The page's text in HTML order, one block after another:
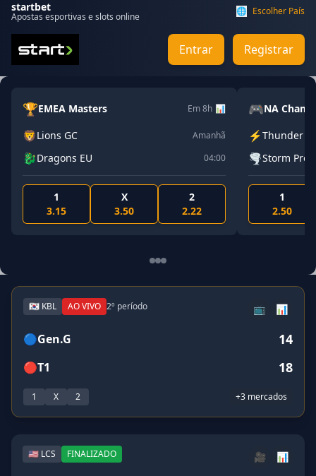
startbet
Apostas esportivas e slots online 🌐 Escolher País
Entrar Registrar
X
3.50
2
2.22
🎮NA Championship
Thunder NA
Storm Pro
2.50
X
3.25
🇰🇷 KBL AO VIVO 2º período 📺 📊
🔵Gen.G 14
🔴T1 18
1 X 2 +3 mercados
🇺🇸 LCS FINALIZADO 🎥 📊